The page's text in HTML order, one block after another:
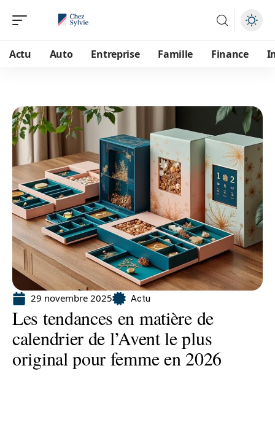
Actu Auto Entreprise Famille Finance
29 novembre 2025 Actu
Les tendances en matière de
calendrier de l’Avent le plus
original pour femme en 2026